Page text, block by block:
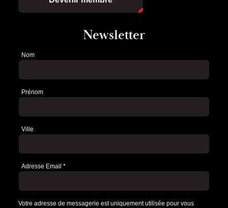
Newsletter
Newsletter
Nom
Prénom
Ville
Adresse Email *
Votre adresse de messagerie est uniquement utilisée pour vous